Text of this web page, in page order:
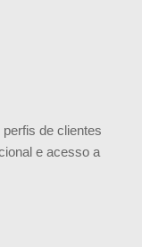
de clientes
e acesso a